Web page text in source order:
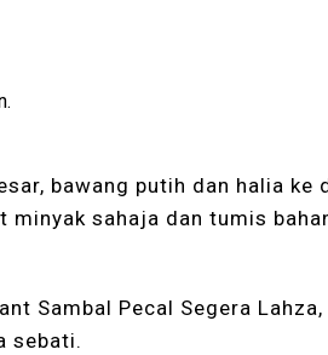
bawang putih dan halia
minyak sahaja dan tumis
Sambal Pecal Segera
sebati.